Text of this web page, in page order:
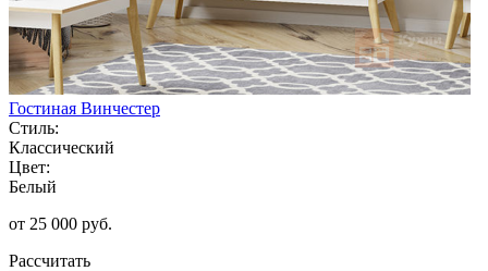
Гостиная Винчестер
Стиль:
Классический
Цвет:
Белый
от 25 000 руб.
Рассчитать